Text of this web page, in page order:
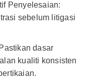
Penyelesaian:
sebelum litigasi
dasar
kualiti konsisten